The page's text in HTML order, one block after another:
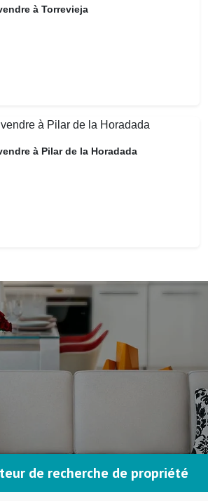
à Torrevieja
à Pilar de la Horadada
de recherche de propriété